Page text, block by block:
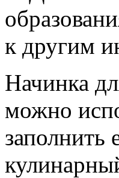
к другим
Начинка
можно
заполнить